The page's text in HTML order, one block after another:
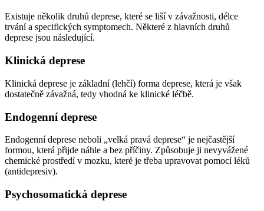
Existuje několik druhů deprese, které se liší v závažnosti, délce
trvání a specifických symptomech. Některé z hlavních druhů
deprese jsou následující.
Klinická deprese
Klinická deprese je základní (lehčí) forma deprese, která je však
dostatečně závažná, tedy vhodná ke klinické léčbě.
Endogenní deprese
Endogenní deprese neboli „velká pravá deprese“ je nejčastější
formou, která přijde náhle a bez příčiny. Způsobuje ji nevyvážené
chemické prostředí v mozku, které je třeba upravovat pomocí léků
(antidepresiv).
Psychosomatická deprese